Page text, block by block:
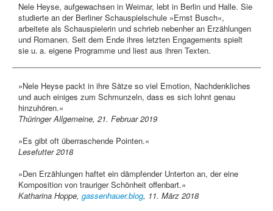
Nele Heyse, aufgewachsen in Weimar, lebt in Berlin und Halle. Sie
studierte an der Berliner Schauspielschule »Ernst Busch«,
arbeitete als Schauspielerin und schrieb nebenher an Erzählungen
und Romanen. Seit dem Ende ihres letzten Engagements spielt
sie u. a. eigene Programme und liest aus ihren Texten.
»Nele Heyse packt in ihre Sätze so viel Emotion, Nachdenkliches
und auch einiges zum Schmunzeln, dass es sich lohnt genau
hinzuhören.«
Thüringer Allgemeine, 21. Februar 2019
»Es gibt oft überraschende Pointen.«
Lesefutter 2018
»Den Erzählungen haftet ein dämpfender Unterton an, der eine
Komposition von trauriger Schönheit offenbart.«
Katharina Hoppe, gassenhauer.blog, 11. März 2018